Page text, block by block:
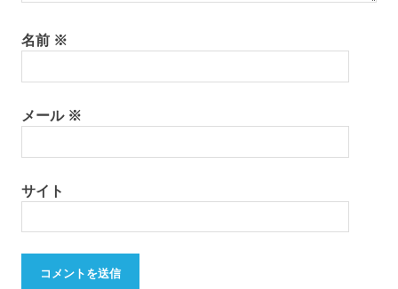
名前 ※
メール ※
サイト